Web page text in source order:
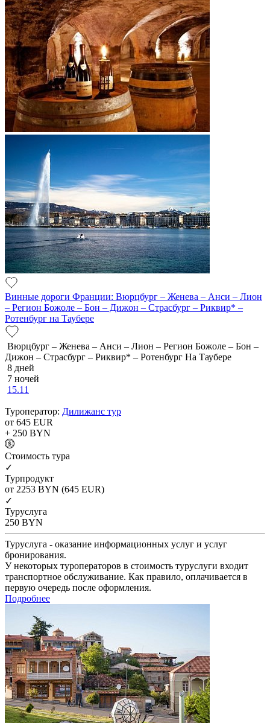
Винные дороги Франции: Вюрцбург – Женева – Анси – Лион
– Регион Божоле – Бон – Дижон – Страсбург – Риквир* –
Ротенбург на Таубере
Вюрцбург – Женева – Анси – Лион – Регион Божоле – Бон –
Дижон – Страсбург – Риквир* – Ротенбург На Таубере
8 дней
7 ночей
15.11
Туроператор: Дилижанс тур
от 645 EUR
+ 250 BYN
Cтоимость тура
✓
Турпродукт
от 2253 BYN (645 EUR)
✓
Туруслуга
250 BYN
Туруслуга - оказание информационных услуг и услуг
бронирования.
У некоторых туроператоров в стоимость туруслуги входит
транспортное обслуживание. Как правило, оплачивается в
первую очередь после оформления.
Подробнее